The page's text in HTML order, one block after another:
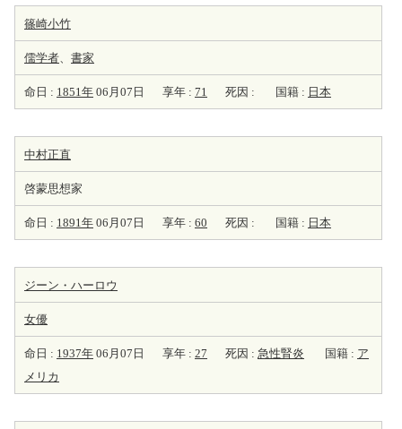
篠崎小竹
儒学者、 書家
命日 : 1851年 06月07日 享年 : 71 死因 : 国籍 : 日本
中村正直
啓蒙思想家
命日 : 1891年 06月07日 享年 : 60 死因 : 国籍 : 日本
ジーン・ハーロウ
女優
命日 : 1937年 06月07日 享年 : 27 死因 : 急性腎炎 国籍 : ア
メリカ